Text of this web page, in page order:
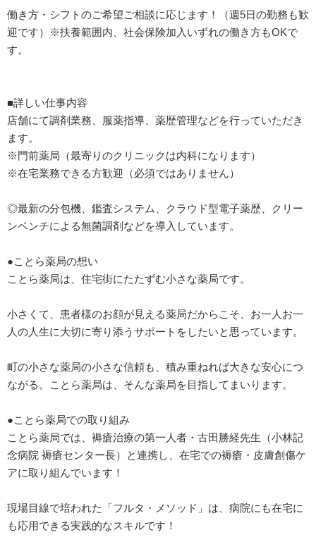
働き方・シフトのご希望ご相談に応じます！（週5日の勤務も歓
迎です）※扶養範囲内、社会保険加入いずれの働き方もOKで
す。
■詳しい仕事内容
店舗にて調剤業務、服薬指導、薬歴管理などを行っていただき
ます。
※門前薬局（最寄りのクリニックは内科になります）
※在宅業務できる方歓迎（必須ではありません）
◎最新の分包機、鑑査システム、クラウド型電子薬歴、クリー
ンベンチによる無菌調剤などを導入しています。
●ことら薬局の想い
ことら薬局は、住宅街にたたずむ小さな薬局です。
小さくて、患者様のお顔が見える薬局だからこそ、お一人お一
人の人生に大切に寄り添うサポートをしたいと思っています。
町の小さな薬局の小さな信頼も、積み重ねれば大きな安心につ
ながる。ことら薬局は、そんな薬局を目指してまいります。
●ことら薬局での取り組み
ことら薬局では、褥瘡治療の第一人者・古田勝経先生（小林記
念病院 褥瘡センター長）と連携し、在宅での褥瘡・皮膚創傷ケ
アに取り組んでいます！
現場目線で培われた「フルタ・メソッド」は、病院にも在宅に
も応用できる実践的なスキルです！